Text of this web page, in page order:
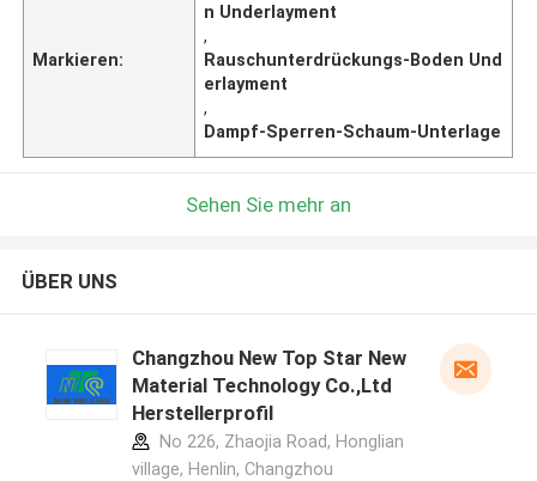
Markieren:
n Underlayment
,
Rauschunterdrückungs-Boden Und
erlayment
,
Dampf-Sperren-Schaum-Unterlage
Sehen Sie mehr an
ÜBER UNS
Changzhou New Top Star New
Material Technology Co.,Ltd
Herstellerprofil
No 226, Zhaojia Road, Honglian
village, Henlin, Changzhou